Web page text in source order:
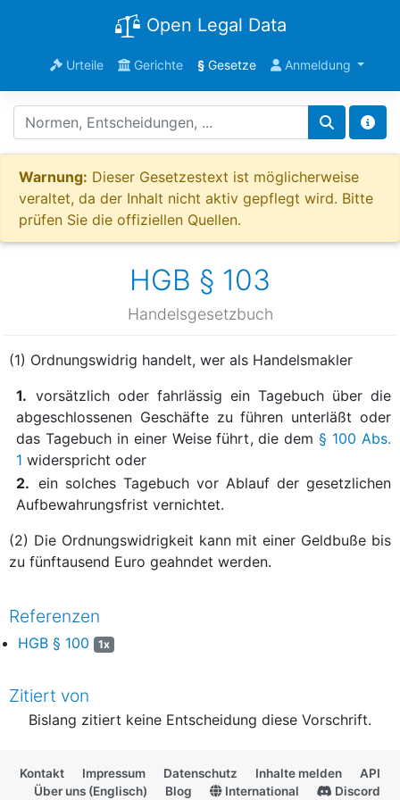
Open Legal Data
Urteile Gerichte §Gesetze Anmeldung
Warnung: Dieser Gesetzestext ist möglicherweise
veraltet, da der Inhalt nicht aktiv gepflegt wird. Bitte
prüfen Sie die offiziellen Quellen.
HGB § 103
Handelsgesetzbuch
(1) Ordnungswidrig handelt, wer als Handelsmakler
1. vorsätzlich oder fahrlässig ein Tagebuch über die
abgeschlossenen Geschäfte zu führen unterläßt oder
das Tagebuch in einer Weise führt, die dem§ 100 Abs.
1 widerspricht oder
2. ein solches Tagebuch vor Ablauf der gesetzlichen
Aufbewahrungsfrist vernichtet.
(2) Die Ordnungswidrigkeit kann mit einer Geldbuße bis
zu fünftausend Euro geahndet werden.
Referenzen
HGB § 100 1x
Zitiert von
Bislang zitiert keine Entscheidung diese Vorschrift.
Kontakt Impressum Datenschutz Inhalte melden
API
Über uns (Englisch)
Blog International Discord